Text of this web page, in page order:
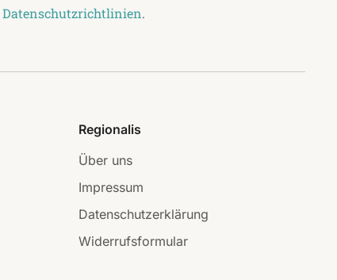
Datenschutzrichtlinien.
Regionalis
Über uns
Impressum
Datenschutzerklärung
Widerrufsformular